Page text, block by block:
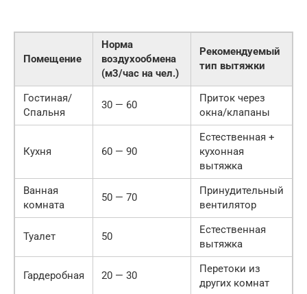
Помещение
Норма
воздухообмена
(м3/час на чел.)
Рекомендуемый
тип вытяжки
Гостиная/
Спальня
30 — 60
Приток через
окна/клапаны
Кухня 60 — 90
Естественная +
кухонная
вытяжка
Ванная
комната
50 — 70
Принудительный
вентилятор
Туалет 50
Естественная
вытяжка
Гардеробная 20 — 30
Перетоки из
других комнат